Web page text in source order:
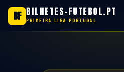
BF BILHETES-FUTEBOL.PT
PRIMEIRA LIGA PORTUGAL